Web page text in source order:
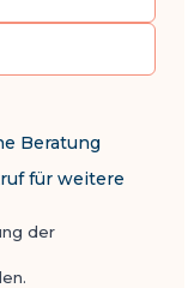
Beratung
für weitere
der